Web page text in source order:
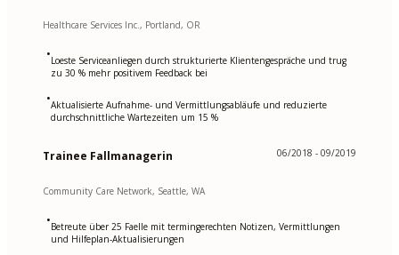
Healthcare Services Inc., Portland, OR
•Loeste Serviceanliegen durch strukturierte Klientengespräche und trug
zu 30 % mehr positivem Feedback bei
•Aktualisierte Aufnahme- und Vermittlungsabläufe und reduzierte
durchschnittliche Wartezeiten um 15 %
Trainee Fallmanagerin 06/2018 - 09/2019
Community Care Network, Seattle, WA
•Betreute über 25 Faelle mit termingerechten Notizen, Vermittlungen
und Hilfeplan-Aktualisierungen